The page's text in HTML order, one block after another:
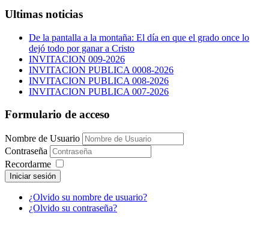
Ultimas noticias
De la pantalla a la montaña: El día en que el grado once lo
dejó todo por ganar a Cristo
INVITACION 009-2026
INVITACION PUBLICA 0008-2026
INVITACION PUBLICA 008-2026
INVITACION PUBLICA 007-2026
Formulario de acceso
Nombre de Usuario
Contraseña
Recordarme
Iniciar sesión
¿Olvido su nombre de usuario?
¿Olvido su contraseña?